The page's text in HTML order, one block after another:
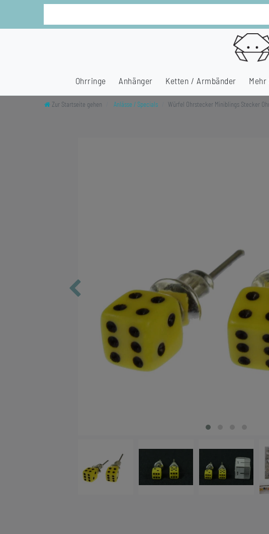
Ohrringe Anhänger Ketten / Armbänder
Zur Startseite gehen Anlässe / Specials Würfel Ohrstecker Miniblings Stecker